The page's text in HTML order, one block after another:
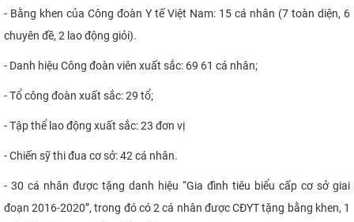
- Bằng khen của Công đoàn Y tế Việt Nam: 15 cá nhân (7 toàn diện, 6
chuyên đề, 2 lao động giỏi).
- Danh hiệu Công đoàn viên xuất sắc: 69 61 cá nhân;
- Tổ công đoàn xuất sắc: 29 tổ;
- Tập thể lao động xuất sắc: 23 đơn vị
- Chiến sỹ thi đua cơ sở: 42 cá nhân.
- 30 cá nhân được tặng danh hiệu “Gia đình tiêu biểu cấp cơ sở giai
đoạn 2016-2020”, trong đó có 2 cá nhân được CĐYT tặng bằng khen, 1